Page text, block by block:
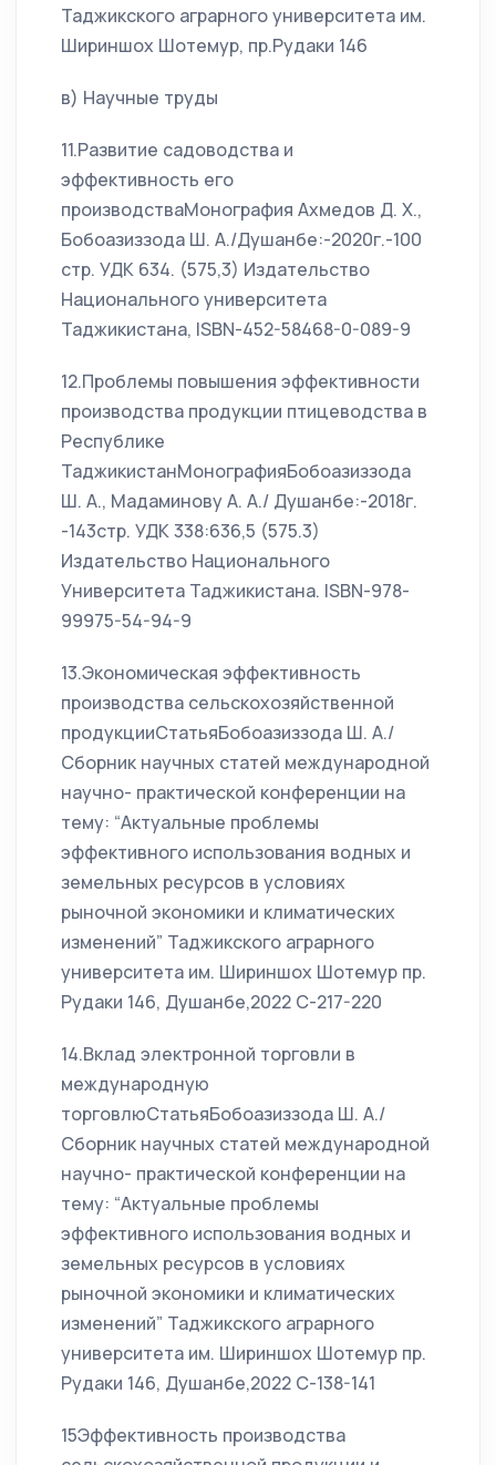
Таджикского аграрного университета им.
Шириншох Шотемур, пр.Рудаки 146
в) Научные труды
11.Развитие садоводства и
эффективность его
производстваМонография Ахмедов Д. Х.,
Бобоазиззода Ш. А./Душанбе:-2020г.-100
стр. УДК 634. (575,3) Издательство
Национального университета
Таджикистана, ISBN-452-58468-0-089-9
12.Проблемы повышения эффективности
производства продукции птицеводства в
Республике
ТаджикистанМонографияБобоазиззода
Ш. А., Мадаминову А. А./ Душанбе:-2018г.
-143стр. УДК 338:636,5 (575.3)
Издательство Национального
Университета Таджикистана. ISBN-978-
99975-54-94-9
13.Экономическая эффективность
производства сельскохозяйственной
продукцииСтатьяБобоазиззода Ш. А./
Сборник научных статей международной
научно- практической конференции на
тему: “Актуальные проблемы
эффективного использования водных и
земельных ресурсов в условиях
рыночной экономики и климатических
изменений” Таджикского аграрного
университета им. Шириншох Шотемур пр.
Рудаки 146, Душанбе,2022 С-217-220
14.Вклад электронной торговли в
международную
торговлюСтатьяБобоазиззода Ш. А./
Сборник научных статей международной
научно- практической конференции на
тему: “Актуальные проблемы
эффективного использования водных и
земельных ресурсов в условиях
рыночной экономики и климатических
изменений” Таджикского аграрного
университета им. Шириншох Шотемур пр.
Рудаки 146, Душанбе,2022 С-138-141
15Эффективность производства